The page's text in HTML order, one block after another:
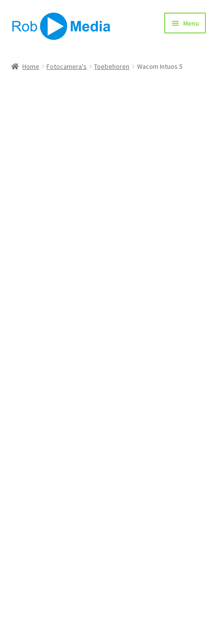
door
naar
Menu
Home Fotocamera's Toebehoren Wacom Intuos 5